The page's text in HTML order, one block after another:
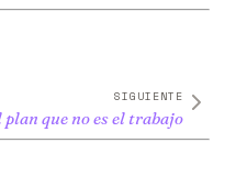
SIGUIENTE
plan que no es el trabajo